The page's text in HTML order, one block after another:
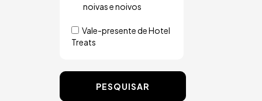
noivas e noivos
Vale-presente de Hotel
Treats
PESQUISAR